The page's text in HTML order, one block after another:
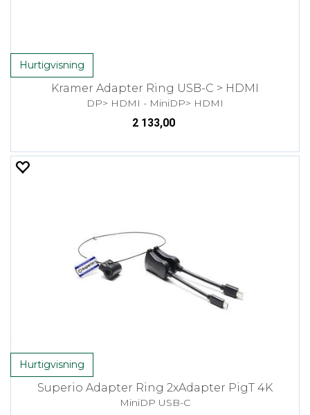
Hurtigvisning
Kramer Adapter Ring USB-C > HDMI
DP> HDMI - MiniDP> HDMI
2 133,00
Hurtigvisning
Superio Adapter Ring 2xAdapter PigT 4K
MiniDP USB-C